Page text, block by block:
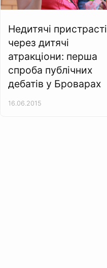
Недитячі пристрасті
через дитячі
атракціони: перша
спроба публічних
дебатів у Броварах
16.06.2015